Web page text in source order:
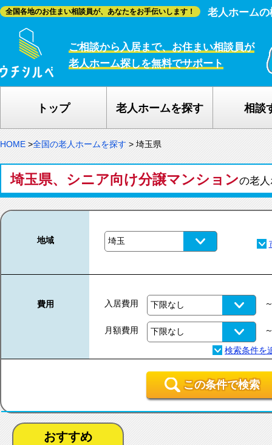
全国各地のお住まい相談員が、あなたをお手伝いします！ 老人ホーム
ご相談から入居まで、お住まい相談員が
老人ホーム探しを無料でサポート
トップ 老人ホームを探す 相談
HOME >全国の老人ホームを探す > 埼玉県
埼玉県、シニア向け分譲マンションの老
地域
費用 入居費用
月額費用
この条件で検索
おすすめ